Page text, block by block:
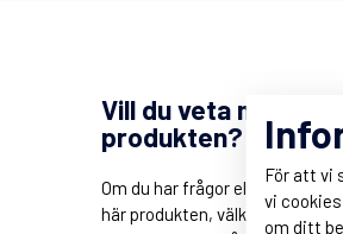
Vill du veta mer om
produkten?
Om du har frågor eller
här produkten, välkommen att
För att vi
vi
om ditt